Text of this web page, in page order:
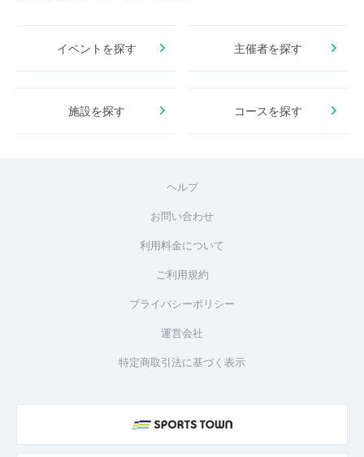
イベントを探す 主催者を探す
施設を探す コースを探す
ヘルプ
お問い合わせ
利用料金について
ご利用規約
プライバシーポリシー
運営会社
特定商取引法に基づく表示